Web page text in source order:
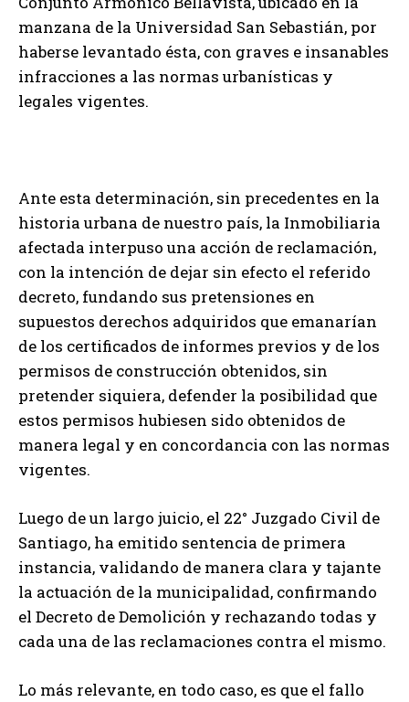
manzana de la Universidad San Sebastián, por
haberse levantado ésta, con graves e insanables
infracciones a las normas urbanísticas y
legales vigentes.
Ante esta determinación, sin precedentes en la
historia urbana de nuestro país, la Inmobiliaria
afectada interpuso una acción de reclamación,
con la intención de dejar sin efecto el referido
decreto, fundando sus pretensiones en
supuestos derechos adquiridos que emanarían
de los certificados de informes previos y de los
permisos de construcción obtenidos, sin
pretender siquiera, defender la posibilidad que
estos permisos hubiesen sido obtenidos de
manera legal y en concordancia con las normas
vigentes.
Luego de un largo juicio, el 22° Juzgado Civil de
Santiago, ha emitido sentencia de primera
instancia, validando de manera clara y tajante
la actuación de la municipalidad, confirmando
el Decreto de Demolición y rechazando todas y
cada una de las reclamaciones contra el mismo.
Lo más relevante, en todo caso, es que el fallo